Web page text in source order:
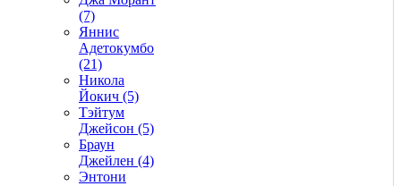
(7)
Яннис
Адетокумбо
(21)
Никола
Йокич (5)
Тэйтум
Джейсон (5)
Браун
Джейлен (4)
Энтони